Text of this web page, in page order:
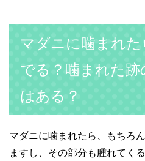
マダニに噛まれ
でる？噛まれた
はある？
マダニに噛まれたら、もちろ
ますし、その部分も腫れてく